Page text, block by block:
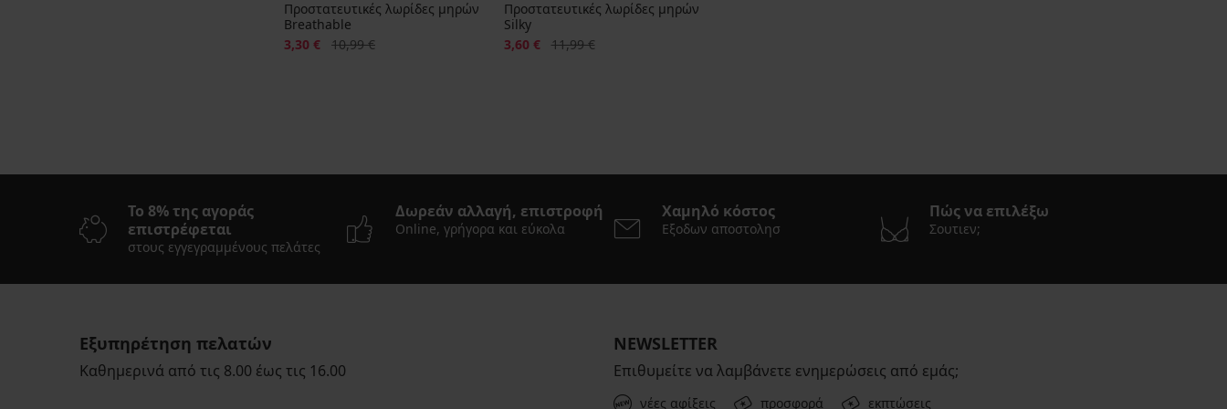
Προστατευτικές λωρίδες μηρών
Breathable
Έκπτωση
3,30 € Αρχική τιμή
10,99 €
Προστατευτικές λωρίδες μηρών
Silky
Έκπτωση
3,60 € Αρχική τιμή
11,99 €
Το 8% της αγοράς
επιστρέφεται
στους εγγεγραμμένους πελάτες
Δωρεάν αλλαγή, επιστροφή
Online, γρήγορα και εύκολα
Χαμηλό κόστος
Εξοδων αποστολησ
Πώς να επιλέξω
Σουτιεν;
Εξυπηρέτηση πελατών
Καθημερινά από τις 8.00 έως τις 16.00
NEWSLETTER
Επιθυμείτε να λαμβάνετε ενημερώσεις από εμάς;
νέες αφίξεις προσφορά εκπτώσεις